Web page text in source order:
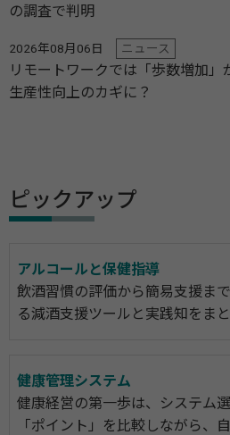
の調査で判明
2026年08月06日 ニュース
リモートワークでは「歩数増加」
生産性向上のカギに？
ピックアップ
アルコールと保健指導
飲酒習慣の評価から簡易支援ま
る減酒支援ツールと実践知をま
健康管理システム
健康経営の第一歩は、システム
「ポイント」を比較しながら、